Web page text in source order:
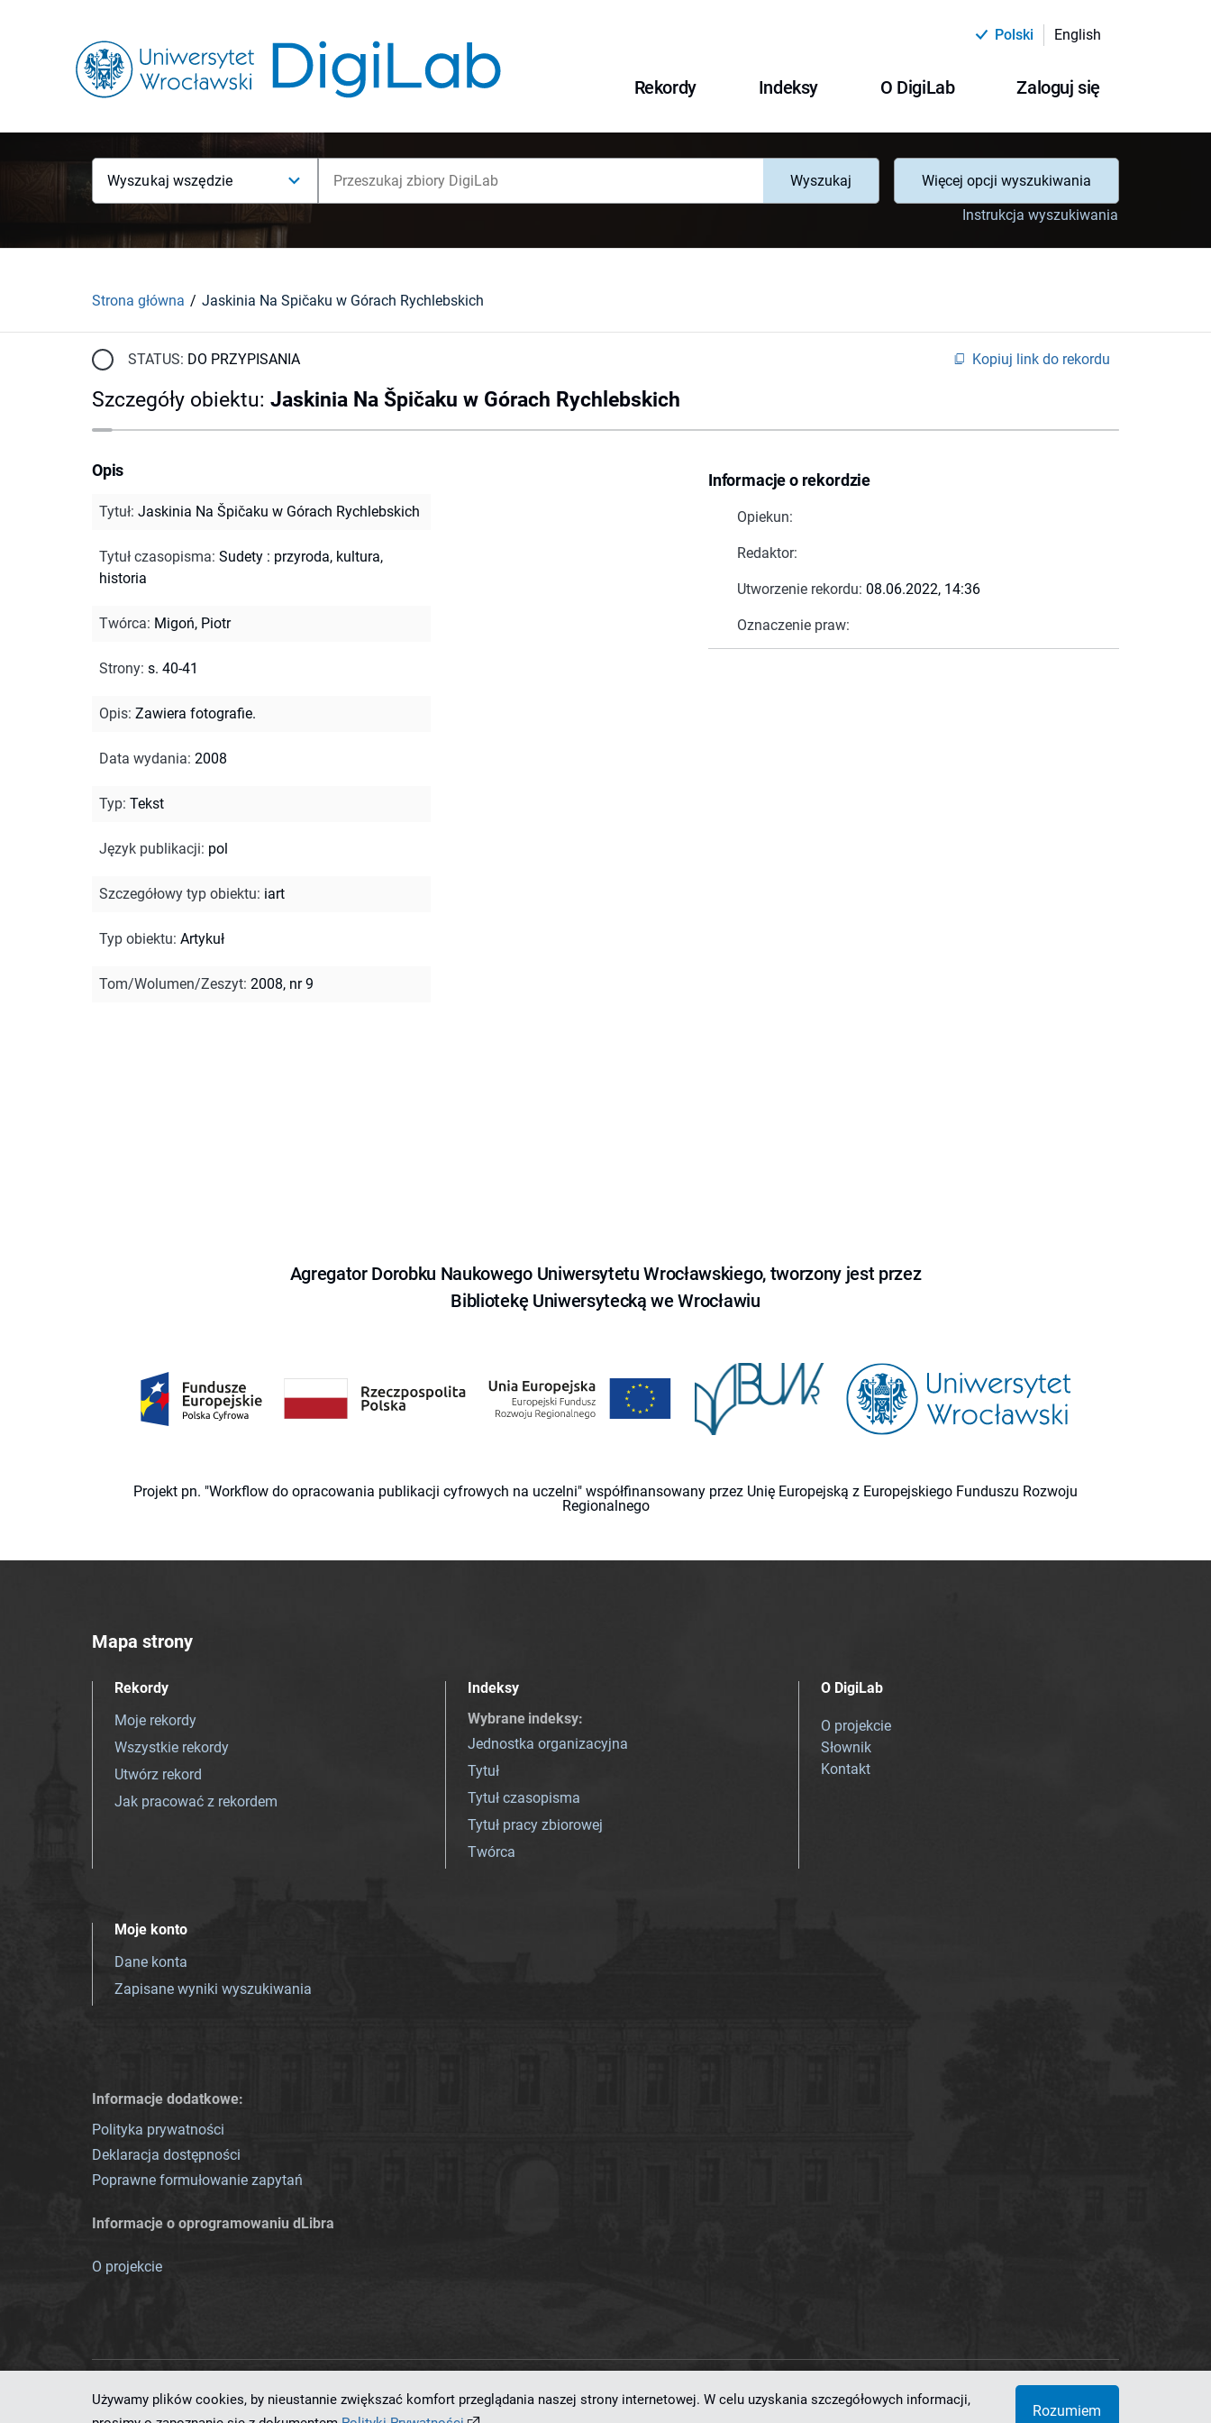
Polski English
Rekordy Indeksy O DigiLab Zaloguj się
Wyszukaj wszędzie Wyszukaj
Więcej opcji wyszukiwania
Instrukcja wyszukiwania
Strona główna Jaskinia Na Špičaku w Górach Rychlebskich
STATUS: DO PRZYPISANIA Kopiuj link do rekordu
Szczegóły obiektu: Jaskinia Na Špičaku w Górach Rychlebskich
Informacje o rekordzie
Opiekun:
Redaktor:
Utworzenie rekordu: 08.06.2022, 14:36
Oznaczenie praw:
Opis
Tytuł: Jaskinia Na Špičaku w Górach Rychlebskich
Tytuł czasopisma: Sudety : przyroda, kultura,
historia
Twórca: Migoń, Piotr
Strony: s. 40-41
Opis: Zawiera fotografie.
Data wydania: 2008
Typ: Tekst
Język publikacji: pol
Szczegółowy typ obiektu: iart
Typ obiektu: Artykuł
Tom/Wolumen/Zeszyt: 2008, nr 9
Agregator Dorobku Naukowego Uniwersytetu Wrocławskiego, tworzony jest przez
Bibliotekę Uniwersytecką we Wrocławiu
Projekt pn. "Workflow do opracowania publikacji cyfrowych na uczelni" współfinansowany przez Unię Europejską z Europejskiego Funduszu Rozwoju
Regionalnego
Mapa strony
Rekordy
Moje rekordy
Wszystkie rekordy
Utwórz rekord
Jak pracować z rekordem
Indeksy
Wybrane indeksy:
Jednostka organizacyjna
Tytuł
Tytuł czasopisma
Tytuł pracy zbiorowej
Twórca
O DigiLab
O projekcie
Słownik
Kontakt
Moje konto
Dane konta
Zapisane wyniki wyszukiwania
Informacje dodatkowe:
Polityka prywatności
Deklaracja dostępności
Poprawne formułowanie zapytań
Informacje o oprogramowaniu dLibra
O projekcie
Ten serwis działa dzięki oprogramowaniudLibra 7.0.0-SNAPSHOT opracowanemu przezPoznańskie Centrum Superkomputerowo-Sieciowe
Używamy plików cookies, by nieustannie zwiększać komfort przeglądania naszej strony internetowej. W celu uzyskania szczegółowych informacji,
Rozumiem